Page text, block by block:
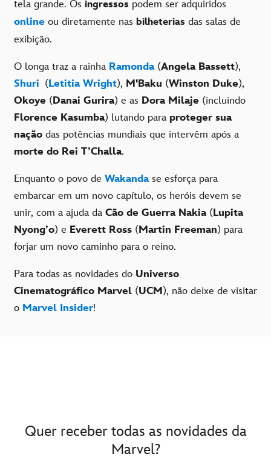
tela grande. Os ingressos podem ser adquiridos
online ou diretamente nas bilheterias das salas de
exibição.
O longa traz a rainha Ramonda(Angela Bassett),
Shuri (Letitia Wright), M'Baku (Winston Duke),
Okoye (Danai Gurira) e as Dora Milaje (incluindo
Florence Kasumba) lutando para proteger sua
nação das potências mundiais que intervêm após a
morte do Rei T’Challa.
Enquanto o povo de Wakandase esforça para
embarcar em um novo capítulo, os heróis devem se
unir, com a ajuda da Cão de Guerra Nakia (Lupita
Nyong’o) e Everett Ross (Martin Freeman) para
forjar um novo caminho para o reino.
Para todas as novidades do Universo
Cinematográfico Marvel (UCM), não deixe de visitar
o Marvel Insider!
Quer receber todas as novidades da
Marvel?